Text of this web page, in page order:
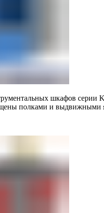
шкафов серии
полками и выдвижными